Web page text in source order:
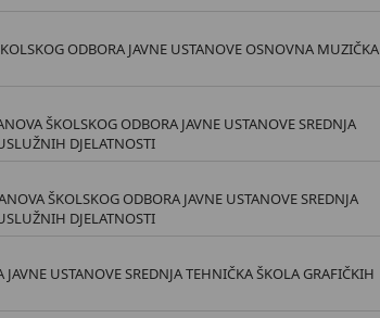
ODBORA JAVNE USTANOVE OSNOVNA MUZIČKA
ŠKOLSKOG ODBORA JAVNE USTANOVE SREDNJA
DJELATNOSTI
ŠKOLSKOG ODBORA JAVNE USTANOVE SREDNJA
DJELATNOSTI
JAVNE USTANOVE SREDNJA TEHNIČKA ŠKOLA GRAFIČKIH